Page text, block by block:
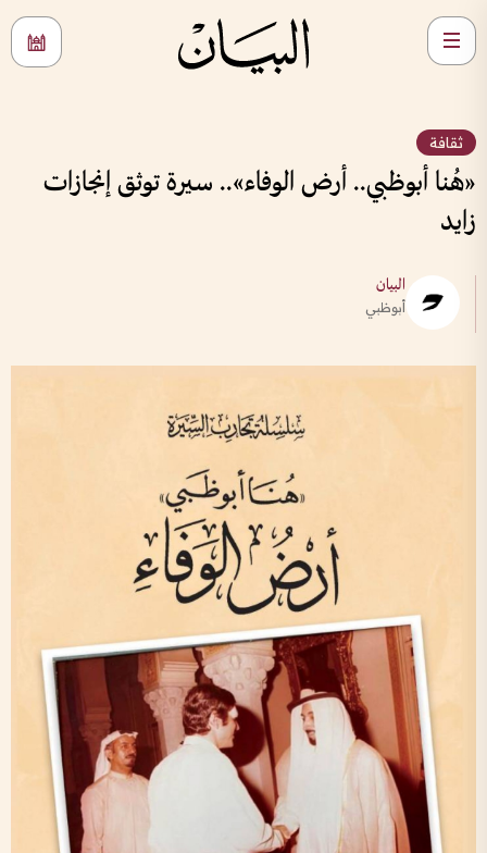
ثقافة
«هُنا أبوظبي.. أرض الوفاء».. سيرة توثق إنجازات
زايد
البيان
أبوظبي